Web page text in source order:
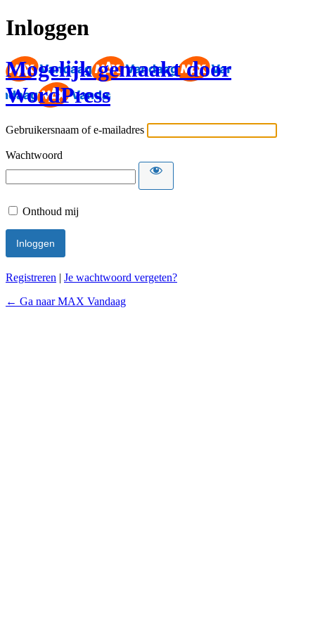
Inloggen
Mogelijk gemaakt door
WordPress
Gebruikersnaam of e-mailadres
Wachtwoord
Onthoud mij
Registreren | Je wachtwoord vergeten?
← Ga naar MAX Vandaag